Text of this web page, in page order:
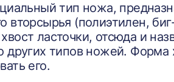
тип ножа,
(полиэтилен,
ласточки, отсюда и
других типов ножей. Форма
его.